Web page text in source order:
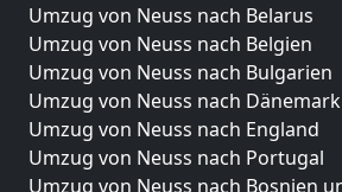
Umzug von Neuss nach Belarus
Umzug von Neuss nach Belgien
Umzug von Neuss nach Bulgarien
Umzug von Neuss nach Dänemark
Umzug von Neuss nach England
Umzug von Neuss nach Portugal
Umzug von Neuss nach Bosnien